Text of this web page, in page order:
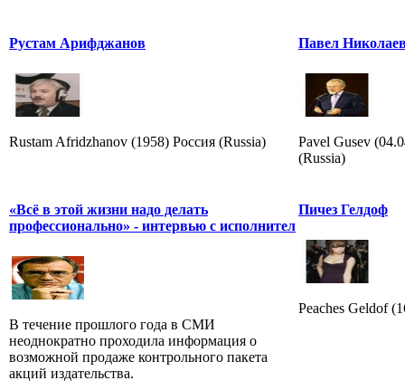
Рустам Арифджанов
Rustam Afridzhanov (1958) Россия (Russia)
Павел
Pavel Gusev
(Russia)
«Всё в этой жизни надо делать
профессионально» - интервью с исполнител
В течение прошлого года в СМИ
неоднократно проходила информация о
возможной продаже контрольного пакета
акций издательства.
Пичез Гелдоф
Peaches Geldof